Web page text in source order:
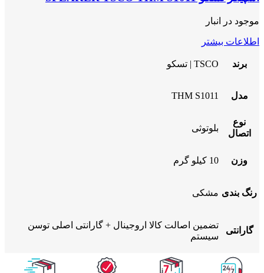
موجود در انبار
اطلاعات بیشتر
برند TSCO | تسکو
مدل THM S1011
نوع
اتصال
بلوتوثی
وزن 10 کیلو گرم
رنگ بندی مشکی
گارانتی
تضمین اصالت کالا اروجینال + گارانتی اصلی توسن
سیستم